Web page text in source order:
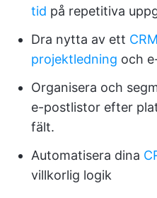
tid på repetitiva
Dra nytta av ett
projektledning och
Organisera och
e-postlistor efter
fält.
Automatisera dina
villkorlig logik